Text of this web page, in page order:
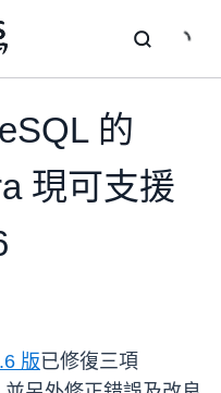
的
現可支援
版已修復三項